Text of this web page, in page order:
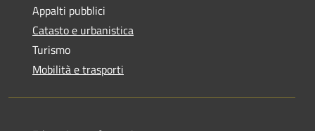
Appalti pubblici
Catasto e urbanistica
Turismo
Mobilità e trasporti